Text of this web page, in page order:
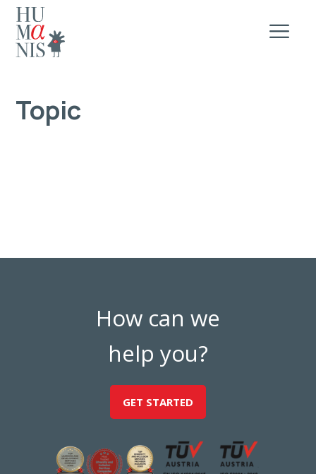
Topic
How can we
help you?
GET STARTED